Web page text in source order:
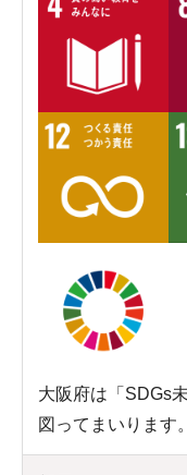
大阪府は「SDGs
図ってまいります。